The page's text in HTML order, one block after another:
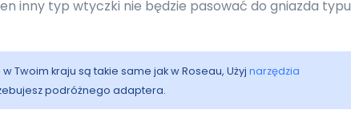
inny typ wtyczki nie będzie pasować do gniazda typu
Twoim kraju są takie same jak w Roseau, Użyj narzędzia
podróżnego adaptera.